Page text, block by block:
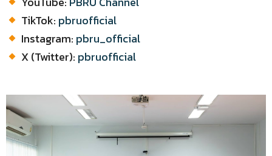
TikTok: pbruofficial
Instagram: pbru_official
X (Twitter): pbruofficial